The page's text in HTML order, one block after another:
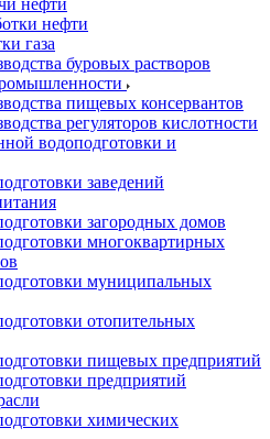
нефти
нефти
газа
буровых растворов
пищевых консервантов
регуляторов кислотности
водоподготовки и
заведений
загородных домов
многоквартирных
муниципальных
отопительных
пищевых предприятий
предприятий
химических